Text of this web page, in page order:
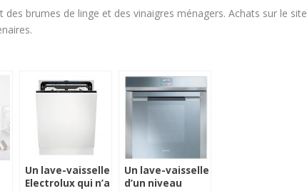
brumes de linge et des vinaigres ménagers. Achats sur le site
Un lave-vaisselle
Electrolux qui n’a
Un lave-vaisselle
d’un niveau